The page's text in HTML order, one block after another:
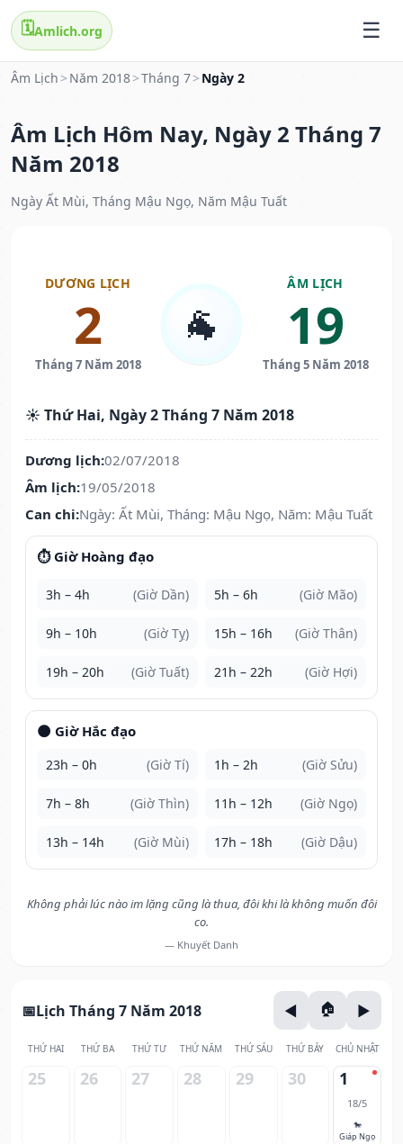
🗓️Amlich.org
Âm Lịch > Năm 2018>Tháng 7> Ngày 2
Âm Lịch Hôm Nay, Ngày 2 Tháng 7
Năm 2018
Ngày Ất Mùi, Tháng Mậu Ngọ, Năm Mậu Tuất
DƯƠNG LỊCH
2
Tháng 7 Năm 2018
🐐
ÂM LỊCH
19
Tháng 5 Năm 2018
☀️ Thứ Hai, Ngày 2 Tháng 7 Năm 2018
Dương lịch:02/07/2018
Âm lịch:19/05/2018
Can chi:Ngày: Ất Mùi, Tháng: Mậu Ngọ, Năm: Mậu Tuất
⏱️ Giờ Hoàng đạo
3h – 4h (Giờ Dần) 5h – 6h (Giờ Mão)
9h – 10h (Giờ Tỵ) 15h – 16h (Giờ Thân)
19h – 20h (Giờ Tuất) 21h – 22h (Giờ Hợi)
🌑 Giờ Hắc đạo
23h – 0h (Giờ Tí) 1h – 2h (Giờ Sửu)
7h – 8h (Giờ Thìn) 11h – 12h (Giờ Ngọ)
13h – 14h (Giờ Mùi) 17h – 18h (Giờ Dậu)
Không phải lúc nào im lặng cũng là thua, đôi khi là không muốn đôi
co.
— Khuyết Danh
Lịch Tháng 7 Năm 2018
THỨ HAI THỨ BA THỨ TƯ THỨ NĂM THỨ SÁU THỨ BẢY CHỦ NHẬT
25 26 27 28 29 30 1
18/5
🐎
Giáp Ngọ